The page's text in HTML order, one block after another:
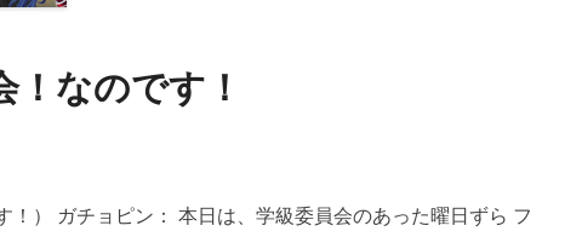
！なのです！
！） ガチョピン： 本日は、学級委員会のあった曜日ずら フ